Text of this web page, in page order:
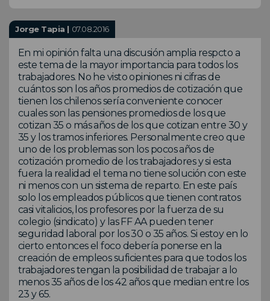
Jorge Tapia | 07.08.2016
En mi opinión falta una discusión amplia respcto a
este tema de la mayor importancia para todos los
trabajadores. No he visto opiniones ni cifras de
cuántos son los años promedios de cotización que
tienen los chilenos sería conveniente conocer
cuales son las pensiones promedios de los que
cotizan 35 o más años de los que cotizan entre 30 y
35 y los tramos inferiores. Personalmente creo que
uno de los problemas son los pocos años de
cotización promedio de los trabajadores y si esta
fuera la realidad el tema no tiene solución con este
ni menos con un sistema de reparto. En este país
solo los empleados públicos que tienen contratos
casi vitalicios, los profesores por la fuerza de su
colegio (sindicato) y las FF AA pueden tener
seguridad laboral por los 30 o 35 años. Si estoy en lo
cierto entonces el foco debería ponerse en la
creación de empleos suficientes para que todos los
trabajadores tengan la posibilidad de trabajar a lo
menos 35 años de los 42 años que median entre los
23 y 65.